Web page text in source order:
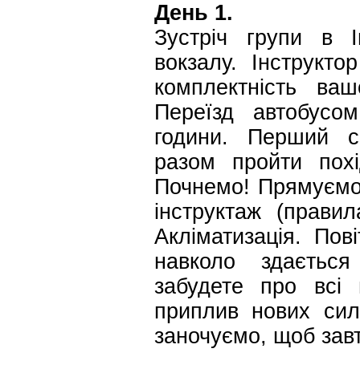
День 1.
Зустріч групи в
вокзалу.
комплектність
Переїзд
години. Перший
разом пройти
Почнемо! Прямуємо
інструктаж
Акліматизація.
навколо
забудете про всі
приплив нових
заночуємо, щоб